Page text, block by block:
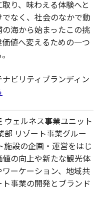
り、味わえる体験へと
なく、社会のなかで動
海から始まったこの挑
値へ変えるための一つ
ビリティブランディン
ェルネス事業ユニット
部 リゾート事業グルー
施設の企画・運営をはじ
の向上や新たな観光体
ーケーション、地域共
事業の開発とブランド